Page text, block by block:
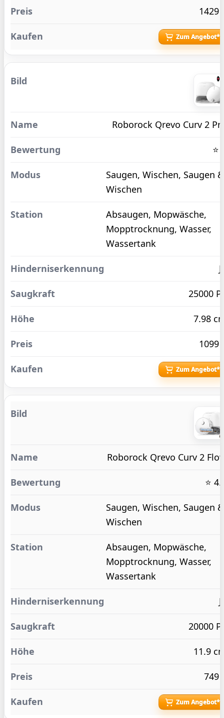
1429
Zum Angebot*
Roborock Qrevo Curv 2
⭐
Saugen, Wischen, Saugen &
Wischen
Absaugen, Mopwäsche,
Mopptrocknung, Wasser,
Wassertank
25000
7.98
1099
Zum Angebot*
Roborock Qrevo Curv 2
⭐
Saugen, Wischen, Saugen &
Wischen
Absaugen, Mopwäsche,
Mopptrocknung, Wasser,
Wassertank
20000
11.9
749
Zum Angebot*